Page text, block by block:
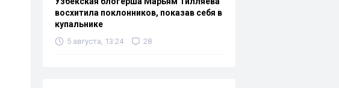
восхитила поклонников, показав себя в
купальнике
5 августа, 13:24 28